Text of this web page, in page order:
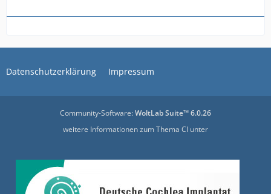
Datenschutzerklärung Impressum
Community-Software:WoltLab Suite™ 6.0.26
weitere Informationen zum Thema CI unter